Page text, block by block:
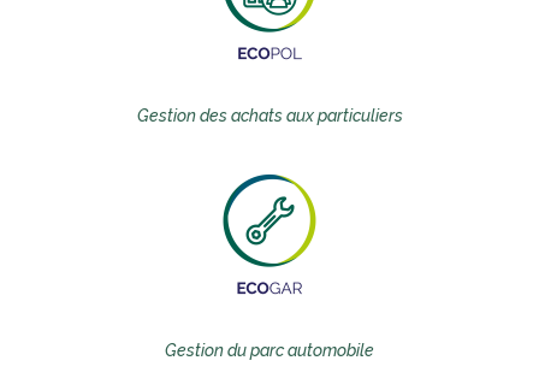
Gestion des achats aux particuliers
Gestion du parc automobile